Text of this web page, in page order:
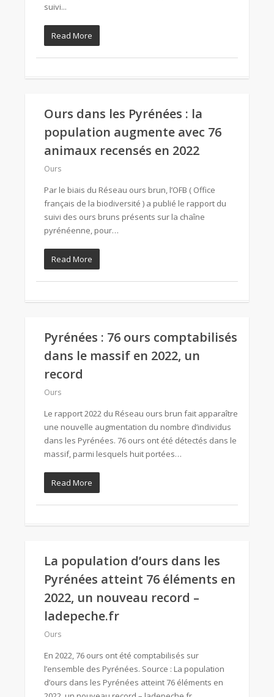
suivi...
Read More
Ours dans les Pyrénées : la
population augmente avec 76
animaux recensés en 2022
Ours
Par le biais du Réseau ours brun, l’OFB ( Office
français de la biodiversité ) a publié le rapport du
suivi des ours bruns présents sur la chaîne
pyrénéenne, pour…
Read More
Pyrénées : 76 ours comptabilisés
dans le massif en 2022, un
record
Ours
Le rapport 2022 du Réseau ours brun fait apparaître
une nouvelle augmentation du nombre d’individus
dans les Pyrénées. 76 ours ont été détectés dans le
massif, parmi lesquels huit portées…
Read More
La population d’ours dans les
Pyrénées atteint 76 éléments en
2022, un nouveau record –
ladepeche.fr
Ours
En 2022, 76 ours ont été comptabilisés sur
l’ensemble des Pyrénées. Source : La population
d’ours dans les Pyrénées atteint 76 éléments en